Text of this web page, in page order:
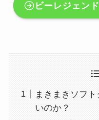
ビーレジェン
まきまきソフ
いのか？